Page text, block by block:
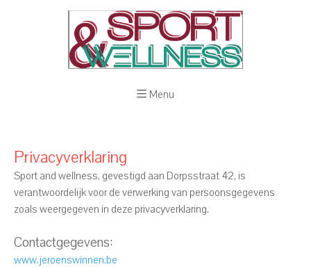
Menu
Privacyverklaring
Sport and wellness, gevestigd aan Dorpsstraat 42, is
verantwoordelijk voor de verwerking van persoonsgegevens
zoals weergegeven in deze privacyverklaring.
Contactgegevens:
www.jeroenswinnen.be